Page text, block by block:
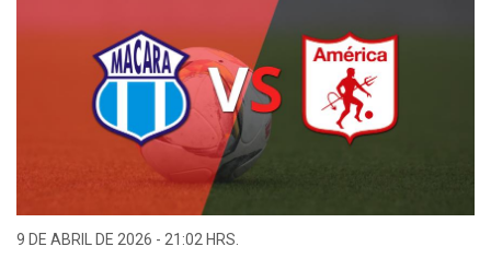
9 DE ABRIL DE 2026 - 21:02 HRS.